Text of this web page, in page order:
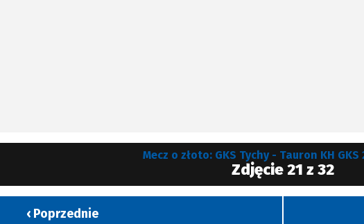
Mecz o złoto: GKS Tychy - Tauron KH GKS
Zdjęcie 21 z 32
‹ Poprzednie